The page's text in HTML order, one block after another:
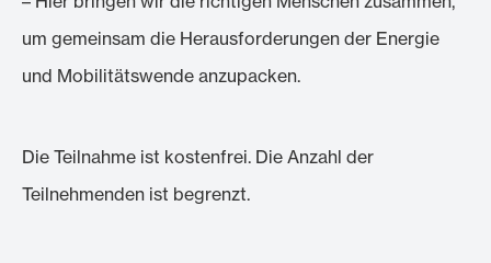
um gemeinsam die Herausforderungen der Energie
und Mobilitätswende anzupacken.
Die Teilnahme ist kostenfrei. Die Anzahl der
Teilnehmenden ist begrenzt.